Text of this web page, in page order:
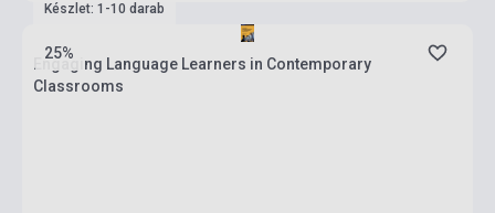
25%
Készlet: 1-10 darab
Engaging Language Learners in Contemporary
Classrooms